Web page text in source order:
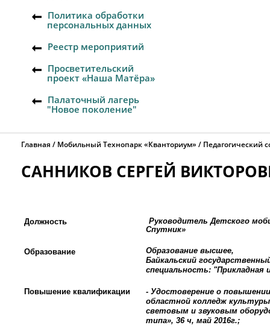
Политика обработки
персональных данных
Реестр мероприятий
Просветительский
проект «Наша Матёра»
Палаточный лагерь
"Новое поколение"
Главная Мобильный Технопарк «Кванториум» Педагогический
САННИКОВ СЕРГЕЙ
Должность
Руководитель Детского
Спутник»
Образование
Образование высшее,
Байкальский
специальность: "Прикладная
Повышение квалификации
- Удостоверение о
областной колледж
световым и звуковым
типа», 36 ч, май 2016г.;